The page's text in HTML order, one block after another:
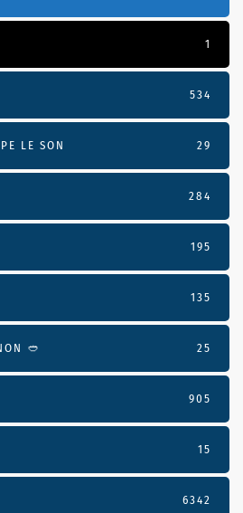
1
534
LE SON 29
284
195
135
🥙 25
905
15
6342